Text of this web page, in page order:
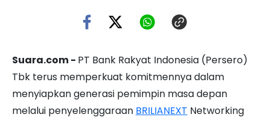
Suara.com - PT Bank Rakyat Indonesia (Persero)
Tbk terus memperkuat komitmennya dalam
menyiapkan generasi pemimpin masa depan
melalui penyelenggaraan BRILIANEXT Networking